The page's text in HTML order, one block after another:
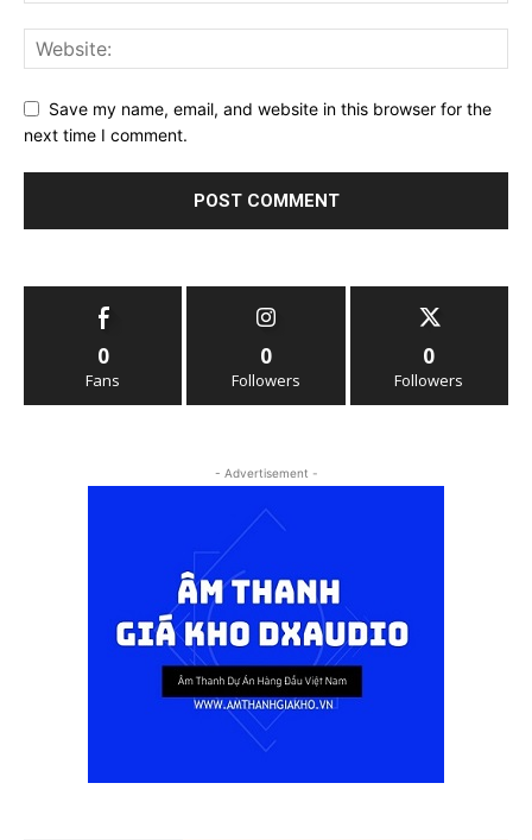
Save my name, email, and website in this browser for the
next time I comment.
0
Fans
0
Followers
0
Followers
- Advertisement -